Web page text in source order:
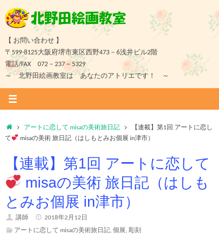
ン
ツ
へ
キ
プ
【 お問い合わせ 】
〒599-8125大阪府堺市東区西野473－6浅井ビル2階
電話/FAX 072－237－5329
～ 北野田絵画教室は あなたのアトリエです！ ～
ホ
ー
アートに恋して misaの美術旅日記
【連載】第1回 アートに恋し
て
misaの美術 旅日記（はしもとみお個展 in津市）
【連載】第1回 アートに恋して
misaの美術 旅日記（はしも
とみお個展 in津市）
講師
2018年2月12日
アートに恋して misaの美術旅日記, 個展, 彫刻